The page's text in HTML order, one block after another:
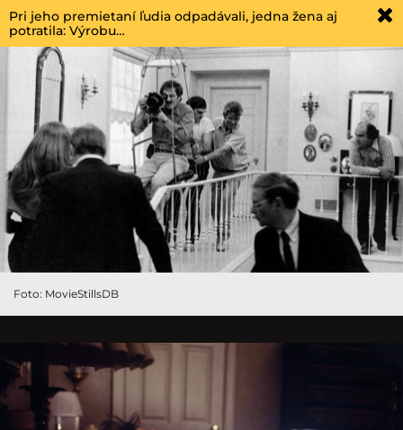
Pri jeho premietaní ľudia odpadávali, jedna žena aj
potratila: Výrobu…
Foto: MovieStillsDB